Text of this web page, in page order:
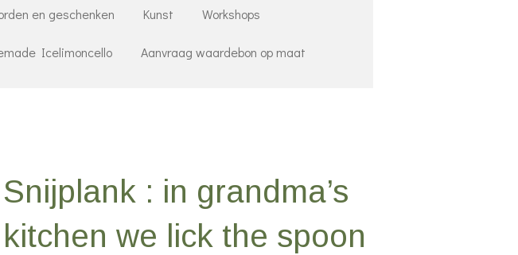
en geschenken Kunst Workshops
Icelimoncello Aanvraag waardebon op maat
Snijplank : in grandma’s
kitchen we lick the spoon